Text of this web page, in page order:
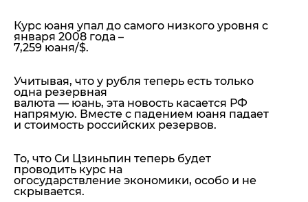
Курс юаня упал до самого низкого уровня с
января 2008 года –
7,259 юаня/$.
Учитывая, что у рубля теперь есть только
одна резервная
валюта — юань, эта новость касается РФ
напрямую. Вместе с падением юаня падает
и стоимость российских резервов.
То, что Си Цзиньпин теперь будет
проводить курс на
огосударствление экономики, особо и не
скрывается.